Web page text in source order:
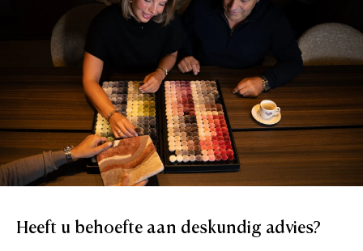
Heeft u behoefte aan deskundig advies?